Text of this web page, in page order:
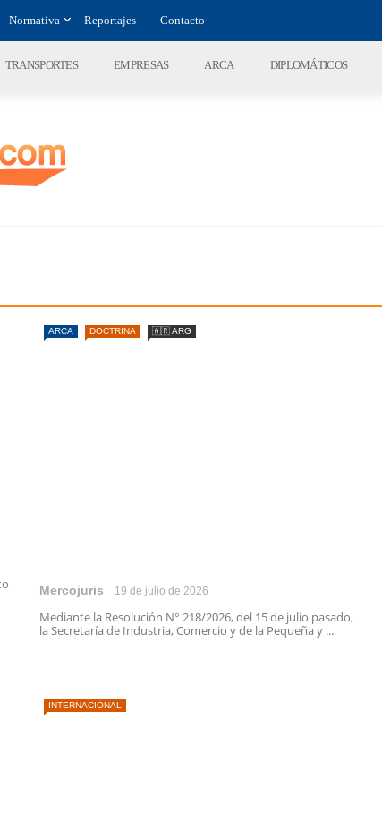
Normativa Reportajes Contacto
TRANSPORTES EMPRESAS ARCA DIPLOMÁTICOS
ARCA DOCTRINA 🇦🇷 ARG
Mercojuris 19 de julio de 2026
Mediante la Resolución N° 218/2026, del 15 de julio pasado,
la Secretaría de Industria, Comercio y de la Pequeña y ...
INTERNACIONAL